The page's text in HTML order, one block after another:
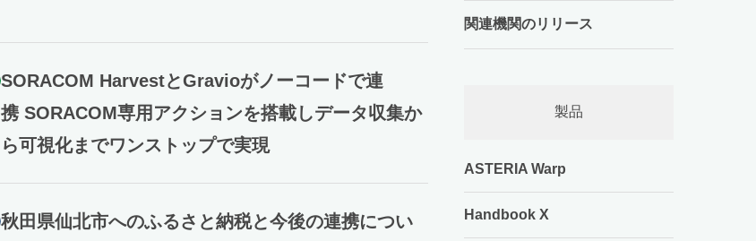
SORACOM HarvestとGravioがノーコードで連
携 SORACOM専用アクションを搭載しデータ収集か
ら可視化までワンストップで実現
秋田県仙北市へのふるさと納税と今後の連携につい
関連機関のリリース
製品
ASTERIA Warp
Handbook X